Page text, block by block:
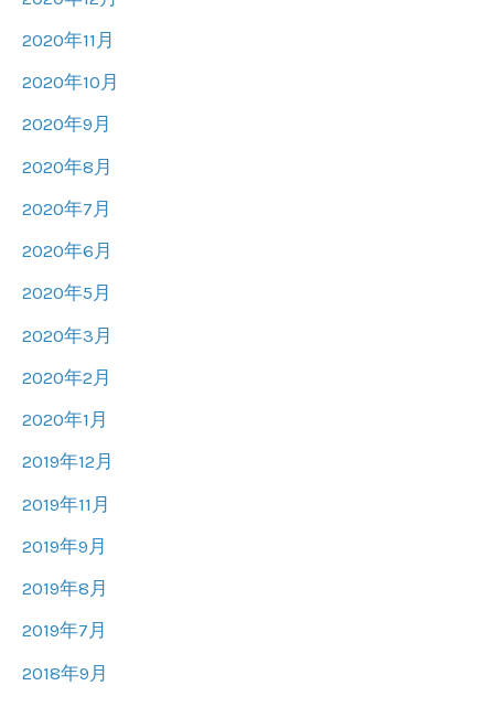
2020年11月
2020年10月
2020年9月
2020年8月
2020年7月
2020年6月
2020年5月
2020年3月
2020年2月
2020年1月
2019年12月
2019年11月
2019年9月
2019年8月
2019年7月
2018年9月